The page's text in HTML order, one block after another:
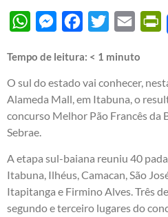
WhatsAppMessengerFacebook
Twitter Email
Tempo de leitura: < 1 minuto
O sul do estado vai conhecer,
Alameda Mall, em Itabuna, o
concurso Melhor Pão Francês da
Sebrae.
A etapa sul-baiana reuniu 40
Itabuna, Ilhéus, Camacan, São
Itapitanga e Firmino Alves. Três
segundo e terceiro lugares do